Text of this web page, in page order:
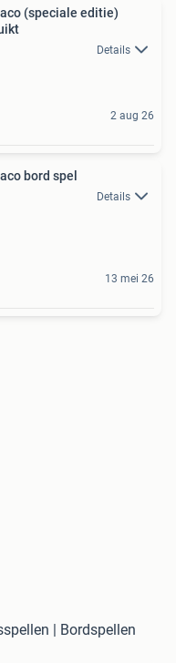
(speciale editie)
Details
2 aug 26
bord spel
Details
13 mei 26
| Bordspellen